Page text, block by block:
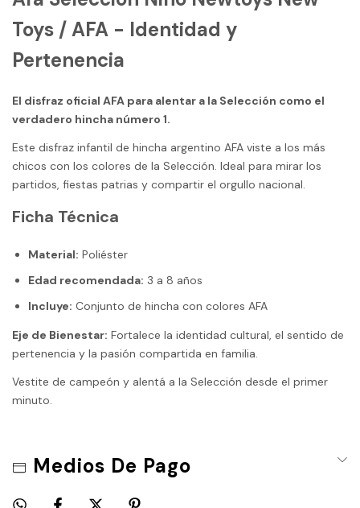
Toys / AFA - Identidad y
Pertenencia
El disfraz oficial AFA para alentar a la Selección como el
verdadero hincha número 1.
Este disfraz infantil de hincha argentino AFA viste a los más
chicos con los colores de la Selección. Ideal para mirar los
partidos, fiestas patrias y compartir el orgullo nacional.
Ficha Técnica
Material: Poliéster
Edad recomendada: 3 a 8 años
Incluye: Conjunto de hincha con colores AFA
Eje de Bienestar: Fortalece la identidad cultural, el sentido de
pertenencia y la pasión compartida en familia.
Vestite de campeón y alentá a la Selección desde el primer
minuto.
Medios De Pago